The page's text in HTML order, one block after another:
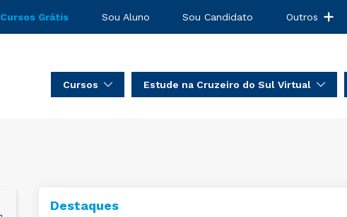
Cursos Grátis Sou Aluno Sou Candidato Outros
Cursos Estude na Cruzeiro do Sul Virtual
Destaques